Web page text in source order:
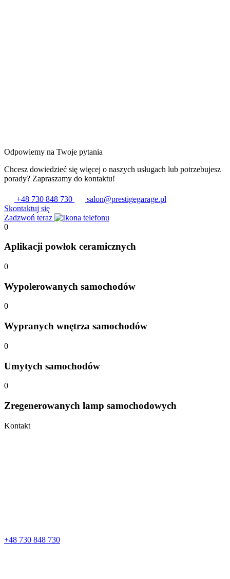
Odpowiemy na Twoje pytania
Chcesz dowiedzieć się więcej o naszych usługach lub potrzebujesz
porady? Zapraszamy do kontaktu!
+48 730 848 730
salon@prestigegarage.pl
Skontaktuj się
Zadzwoń teraz
0
Aplikacji powłok ceramicznych
0
Wypolerowanych samochodów
0
Wypranych wnętrza samochodów
0
Umytych samochodów
0
Zregenerowanych lamp samochodowych
Kontakt
+48 730 848 730